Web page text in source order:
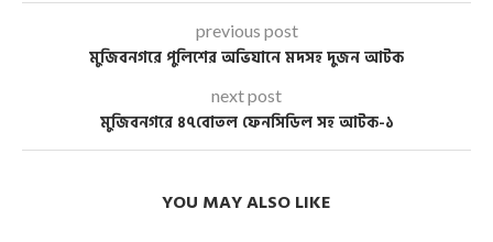
previous post
মুজিবনগরে পুলিশের অভিযানে মদসহ দুজন আটক
next post
মুজিবনগরে ৪৭বোতল ফেনসিডিল সহ আটক-১
YOU MAY ALSO LIKE